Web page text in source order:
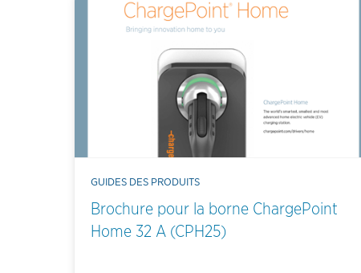
GUIDES DES PRODUITS
Brochure pour la borne ChargePoint
Home 32 A (CPH25)